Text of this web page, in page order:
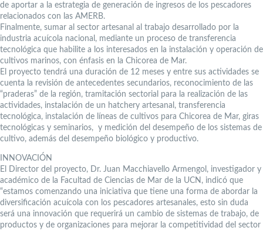
de aportar a la estrategia de generación de ingresos de los pescadores
relacionados con las AMERB.
Finalmente, sumar al sector artesanal al trabajo desarrollado por la
industria acuícola nacional, mediante un proceso de transferencia
tecnológica que habilite a los interesados en la instalación y operación de
cultivos marinos, con énfasis en la Chicorea de Mar.
El proyecto tendrá una duración de 12 meses y entre sus actividades se
cuenta la revisión de antecedentes secundarios, reconocimiento de las
“praderas” de la región, tramitación sectorial para la realización de las
actividades, instalación de un hatchery artesanal, transferencia
tecnológica, instalación de líneas de cultivos para Chicorea de Mar, giras
tecnológicas y seminarios, y medición del desempeño de los sistemas de
cultivo, además del desempeño biológico y productivo.
INNOVACIÓN
El Director del proyecto, Dr. Juan Macchiavello Armengol, investigador y
académico de la Facultad de Ciencias de Mar de la UCN, indicó que
“estamos comenzando una iniciativa que tiene una forma de abordar la
diversificación acuícola con los pescadores artesanales, esto sin duda
será una innovación que requerirá un cambio de sistemas de trabajo, de
productos y de organizaciones para mejorar la competitividad del sector